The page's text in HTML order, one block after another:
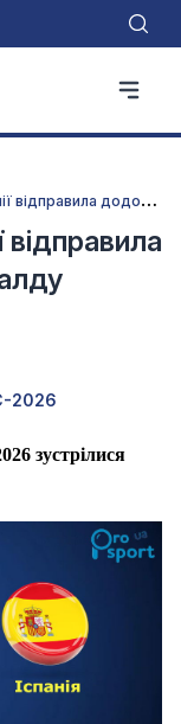
Ч
С-2026. Збірна Іспанії відправила додому Кріштіану Роналду (відео)
відправила
2026
зустрілися